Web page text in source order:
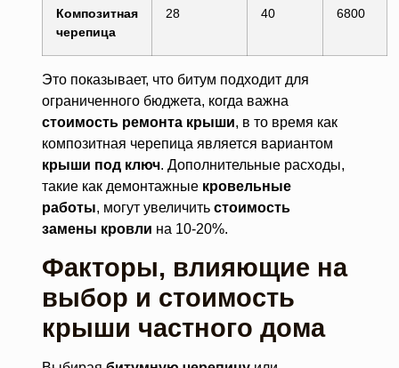
Композитная
черепица
28 40 6800
Это показывает, что битум подходит для
ограниченного бюджета, когда важна
стоимость ремонта крыши, в то время как
композитная черепица является вариантом
крыши под ключ. Дополнительные расходы,
такие как демонтажные кровельные
работы, могут увеличить стоимость
замены кровли на 10-20%.
Факторы, влияющие на
выбор и стоимость
крыши частного дома